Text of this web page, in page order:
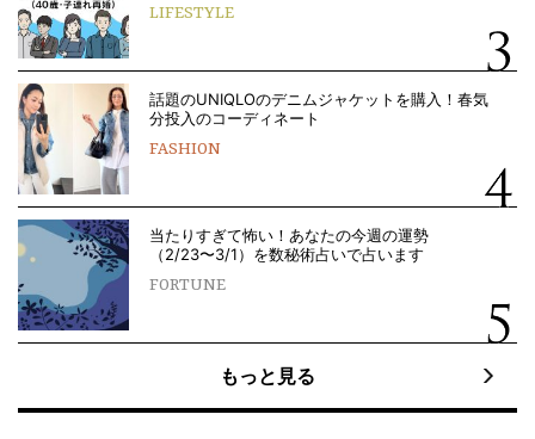
LIFESTYLE
話題のUNIQLOのデニムジャケットを購入！春気
分投入のコーディネート
FASHION
当たりすぎて怖い！あなたの今週の運勢
（2/23〜3/1）を数秘術占いで占います
FORTUNE
もっと見る